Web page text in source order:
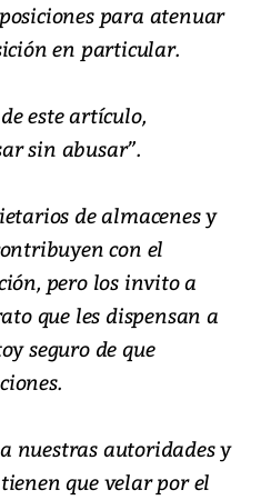
para atenuar
en particular.
este artículo,
sin abusar”.
de almacenes y
con el
pero los invito a
que les dispensan a
seguro de que
nuestras autoridades y
que velar por el